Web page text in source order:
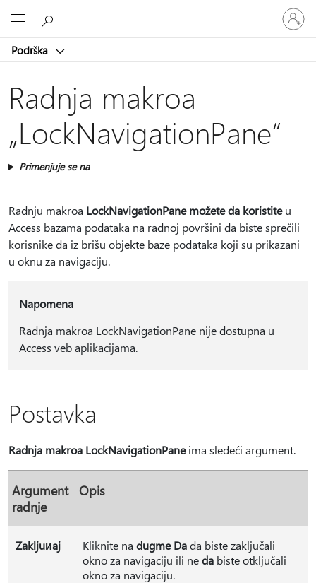
Podrška
Prijavite
se
na
Radnja makroa
„LockNavigationPane“
Primenjuje se na
Radnju makroa LockNavigationPane možete da koristiteu
Access bazama podataka na radnoj površini da biste sprečili
korisnike da iz brišu objekte baze podataka koji su prikazani
u oknu za navigaciju.
Napomena
Radnja makroa LockNavigationPane nije dostupna u
Access veb aplikacijama.
Postavka
Radnja makroa LockNavigationPaneima sledeći argument.
Argument
radnje
Opis
Zakljuиaj Kliknite na dugme Dada biste zaključali
okno za navigaciju ili neda biste otključali
okno za navigaciju.